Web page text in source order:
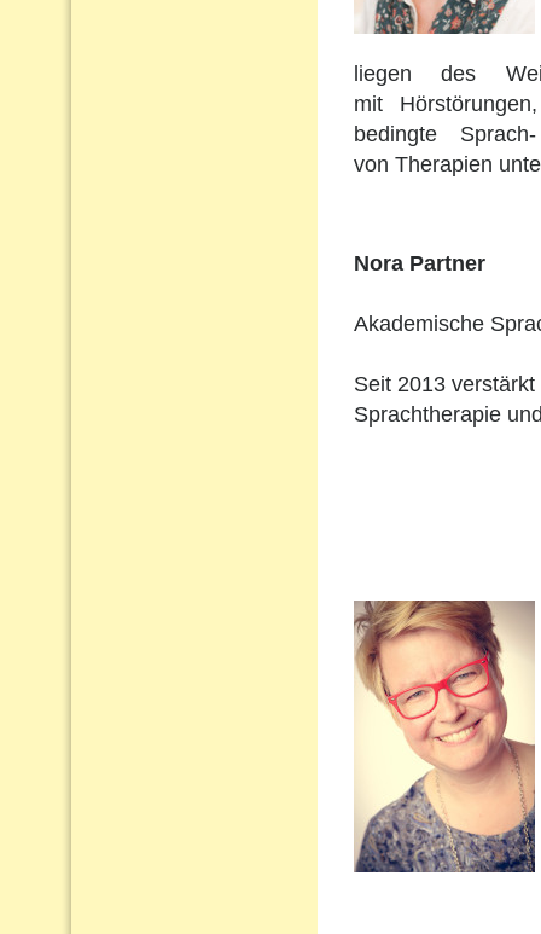
liegen des
mit
bedingte
von Therapien
Nora Partner
Akademische
Seit 2013
Sprachtherapie